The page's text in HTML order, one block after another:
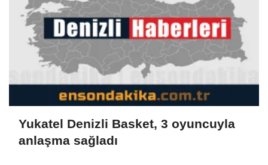
Yukatel Denizli Basket, 3 oyuncuyla
anlaşma sağladı